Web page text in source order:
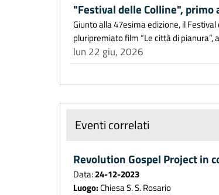
"Festival delle Colline",
Giunto alla 47esima edizione, il
pluripremiato film “Le città di pianura”,
lun 22 giu, 2026
Eventi correlati
Revolution Gospel Project in
Data:24-12-2023
Luogo:Chiesa S. S. Rosario